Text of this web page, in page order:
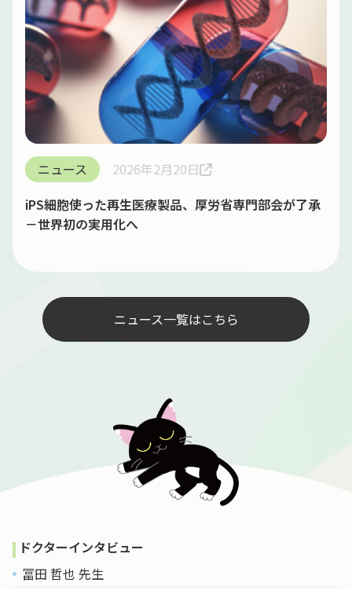
ニュース
2026年2月20日
iPS細胞使った再生医療製品、厚労省専門部会が了承
－世界初の実用化へ
ニュース一覧はこちら
ドクターインタビュー
冨田 哲也 先生